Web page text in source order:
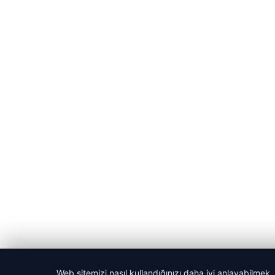
Web sitemizi nasıl kullandığınızı daha iyi